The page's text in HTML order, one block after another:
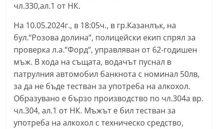
чл.330,ал.1 от НК.
На 10.05.2024г., в 18:05ч., в гр.Казанлък, на
бул.“Розова долина“, полицейски екип спрял за
проверка л.а.“Форд“, управляван от 62-годишен
мъж. В хода на същата, водачът пуснал в
патрулния автомобил банкнота с номинал 50лв,
за да не бъде тестван за употреба на алкохол.
Образувано е бързо производство по чл.304а вр.
чл.304, ал.1 от НК. Мъжът е бил тестван за
употреба на алкохол с техническо средство,